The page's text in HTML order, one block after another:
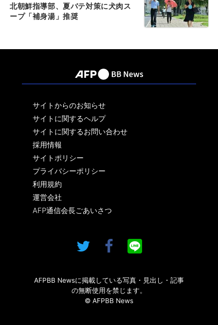
北朝鮮指導部、夏バテ対策に犬肉ス
ープ「補身湯」推奨
サイトからのお知らせ
サイトに関するヘルプ
サイトに関するお問い合わせ
採用情報
サイトポリシー
プライバシーポリシー
利用規約
運営会社
AFP通信会長ごあいさつ
AFPBB Newsに掲載している写真・見出し・記事
の無断使用を禁じます。
© AFPBB News